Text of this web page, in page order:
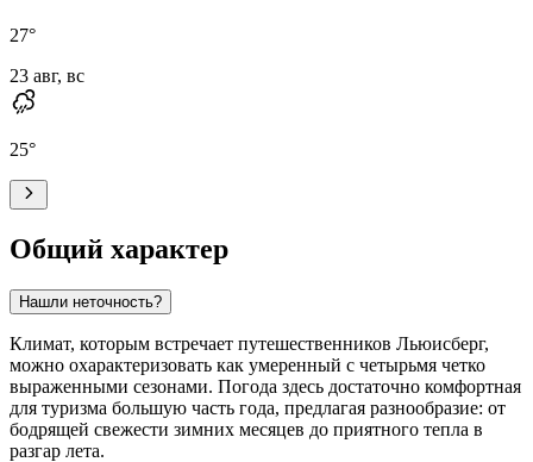
27°
23 авг, вс
25°
Общий характер
Нашли неточность?
Климат, которым встречает путешественников Льюисберг,
можно охарактеризовать как умеренный с четырьмя четко
выраженными сезонами. Погода здесь достаточно комфортная
для туризма большую часть года, предлагая разнообразие: от
бодрящей свежести зимних месяцев до приятного тепла в
разгар лета.